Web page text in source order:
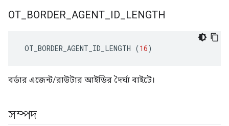
OT BORDER AGENT ID LENGTH
OT_BORDER_AGENT_ID_LENGTH (16)
বর্ডার এজেন্ট/রাউটার আইডির দৈর্ঘ্য বাইটে।
সম্পদ